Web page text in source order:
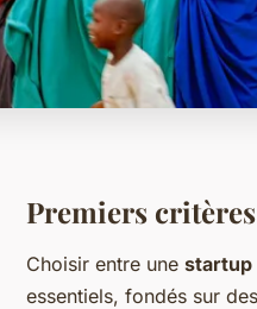
Premiers
Choisir entre une startup
essentiels, fondés sur